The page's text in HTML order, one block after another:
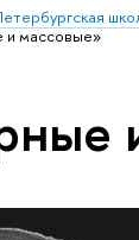
и массовые»